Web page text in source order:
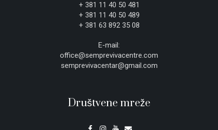
+ 381 11 40 50 481
+ 381 11 40 50 489
+ 381 63 892 35 08
E-mail:
office@semprevivacentre.com
semprevivacentar@gmail.com
Društvene mreže